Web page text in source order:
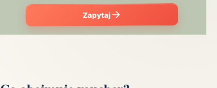
Zapytaj